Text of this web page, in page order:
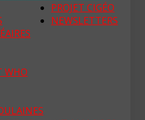
WHO
PROJET CIGÉO
NEWSLETTERS